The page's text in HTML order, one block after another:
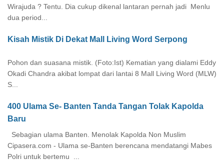
Wirajuda ? Tentu. Dia cukup dikenal lantaran pernah jadi Menlu
dua period...
Kisah Mistik Di Dekat Mall Living Word Serpong
Pohon dan suasana mistik. (Foto:Ist) Kematian yang dialami Eddy
Okadi Chandra akibat lompat dari lantai 8 Mall Living Word (MLW)
S...
400 Ulama Se- Banten Tanda Tangan Tolak Kapolda
Baru
Sebagian ulama Banten. Menolak Kapolda Non Muslim
Cipasera.com - Ulama se-Banten berencana mendatangi Mabes
Polri untuk bertemu ...